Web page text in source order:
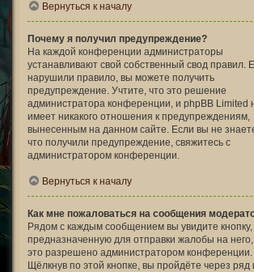
Вернуться к началу
Почему я получил предупреждение?
На каждой конференции администраторы
устанавливают свой собственный свод правил.
нарушили правило, вы можете получить
предупреждение. Учтите, что это решение
администратора конференции, и phpBB Limited
имеет никакого отношения к предупреждениям,
вынесенным на данном сайте. Если вы не
что получили предупреждение, свяжитесь с
администратором конференции.
Вернуться к началу
Как мне пожаловаться на сообщения
Рядом с каждым сообщением вы увидите кнопку,
предназначенную для отправки жалобы на
это разрешено администратором конференции.
Щёлкнув по этой кнопке, вы пройдёте через ряд